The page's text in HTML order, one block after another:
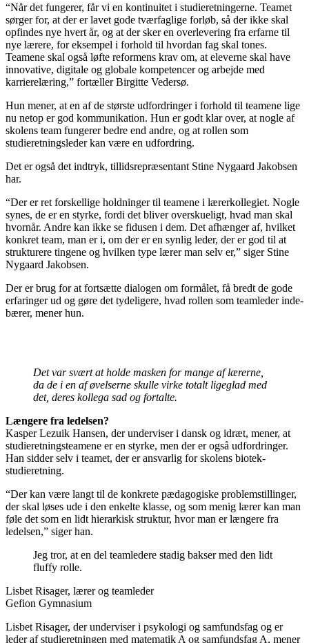
“Når det fungerer, får vi en kontinuitet i studieretningerne. Teamet
sørger for, at der er lavet gode tværfaglige forløb, så der ikke skal
opfindes nye hvert år, og at der sker en overlevering fra erfarne til
nye lærere, for eksempel i forhold til hvordan fag skal tones.
Teamene skal også løfte reformens krav om, at eleverne skal have
innovative, digitale og globale kompetencer og arbejde med
karrierelæring,” fortæller Birgitte ­Vedersø.
Hun mener, at en af de største udfordringer i forhold til teamene lige
nu netop er god kommunikation. Hun er godt klar over, at nogle af
skolens team fungerer bedre end andre, og at rollen som
studieretningsleder kan være en udfordring.
Det er også det indtryk, tillids­repræsentant Stine Nygaard Jakobsen
har.
“Der er ret forskellige holdninger til teamene i lærerkollegiet. Nogle
synes, de er en styrke, fordi det bliver overskueligt, hvad man skal
hvornår. Andre kan ikke se fidusen i dem. Det afhænger af, hvilket
konkret team, man er i, om der er en synlig leder, der er god til at
strukturere tingene og hvilken type lærer man selv er,” siger Stine
Nygaard Jakobsen.
Der er brug for at fortsætte dialogen om formålet, få bredt de gode
erfaringer ud og gøre det tydeligere, hvad rollen som teamleder inde­
bærer, mener hun.
Det var svært at holde masken for mange af lærerne,
da de i en af øvelserne skulle virke totalt ligeglad med
det, deres kollega sad og fortalte.
Længere fra ledelsen?
Kasper Lezuik Hansen, der underviser i dansk og idræt, mener, at
studieretningsteamene er en styrke, men der er også udfordringer.
Han sidder selv i teamet, der er ansvarlig for skolens biotek-
studieretning.
“Der kan være langt til de konkrete pædagogiske problemstillinger,
der skal løses ude i den enkelte klasse, og som menig lærer kan man
føle det som en lidt hierarkisk struktur, hvor man er længere fra
ledelsen,” ­siger han.
Jeg tror, at en del teamledere stadig bakser med den lidt
fluffy rolle.
Lisbet Risager, lærer og teamleder
Gefion Gymnasium
Lisbet Risager, der underviser i psykologi og samfundsfag og er
leder af studieretningen med matematik A og samfundsfag A, mener